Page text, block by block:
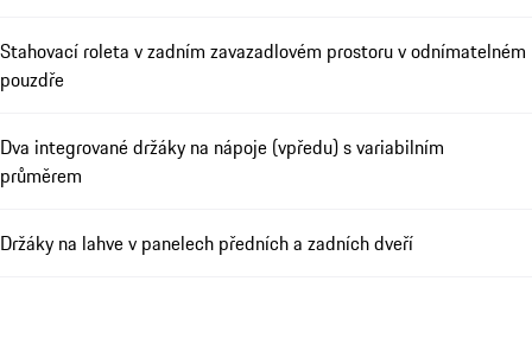
Stahovací roleta v zadním zavazadlovém prostoru v odnímatelném
pouzdře
Dva integrované držáky na nápoje (vpředu) s variabilním
průměrem
Držáky na lahve v panelech předních a zadních dveří